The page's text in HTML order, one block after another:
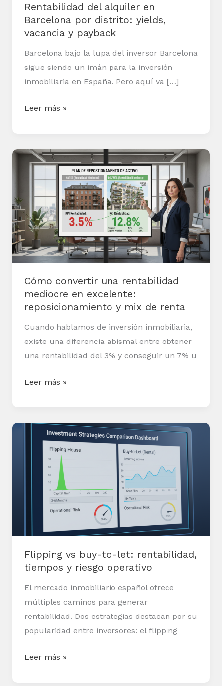
Rentabilidad del alquiler en
Barcelona por distrito: yields,
vacancia y payback
Barcelona bajo la lupa del inversor Barcelona
sigue siendo un imán para la inversión
inmobiliaria en España. Pero aquí va […]
payback
Leer más »
Cómo convertir una rentabilidad
mediocre en excelente:
reposicionamiento y mix de renta
Cuando hablamos de inversión inmobiliaria,
existe una diferencia abismal entre obtener
una rentabilidad del 3% y conseguir un 7% u
Cómo
rentabilidad
mediocre
en
excelente:
reposicionamiento
mix
de
renta
Leer más »
Flipping vs buy-to-let: rentabilidad,
tiempos y riesgo operativo
El mercado inmobiliario español ofrece
múltiples caminos para generar
rentabilidad. Dos estrategias destacan por su
popularidad entre inversores: el flipping
Flipping
rentabilidad,
tiempos
operativo
Leer más »